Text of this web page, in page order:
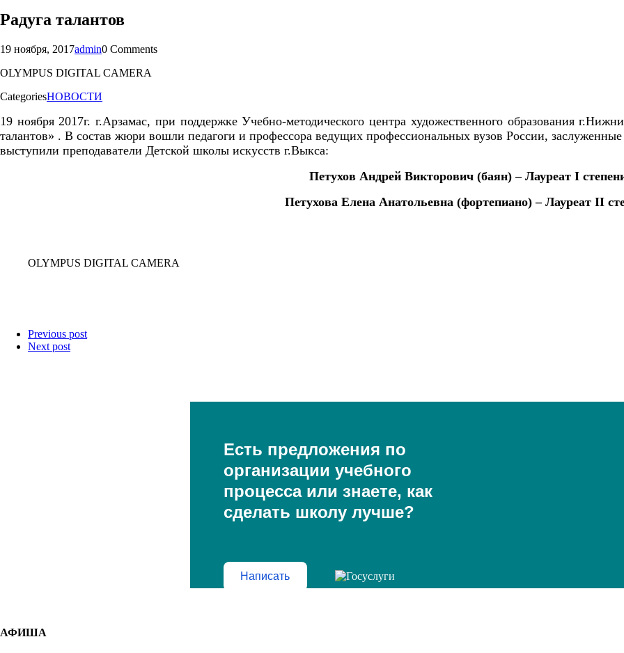
Радуга талантов
19 ноября, 2017admin0 Comments
OLYMPUS DIGITAL CAMERA
CategoriesНОВОСТИ
19 ноября 2017г. г.Арзамас, при поддержке Учебно-методического центра художественного образования
талантов» . В состав жюри вошли педагоги и профессора ведущих профессиональных вузов России,
выступили преподаватели Детской школы искусств г.Выкса:
Петухов Андрей Викторович (баян) – Лауреат I
Петухова Елена Анатольевна (фортепиано) – Лауреат II
OLYMPUS DIGITAL CAMERA
Previous post
Next post
Есть предложения по
организации учебного
процесса или знаете, как
сделать школу лучше?
Написать
АФИША